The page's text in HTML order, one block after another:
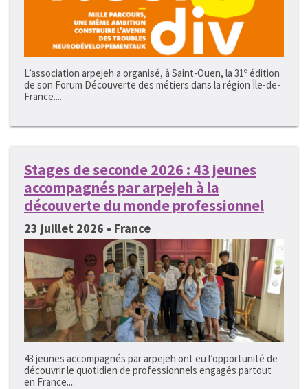
L’association arpejeh a organisé, à Saint-Ouen, la 31ᵉ édition
de son Forum Découverte des métiers dans la région Île-de-
France....
Stages de seconde 2026 : 43 jeunes
accompagnés par arpejeh à la
découverte du monde professionnel
23 juillet 2026 • France
43 jeunes accompagnés par arpejeh ont eu l’opportunité de
découvrir le quotidien de professionnels engagés partout
en France....